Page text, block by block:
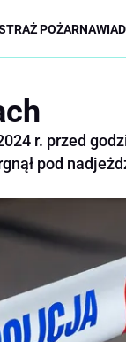
POŻARNA
r. przed
pod